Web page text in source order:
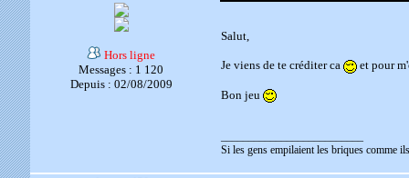
Hors ligne
Messages : 1 120
Depuis : 02/08/2009
Salut,
Je viens de te créditer ca et pour
Bon jeu
Si les gens empilaient les briques comme